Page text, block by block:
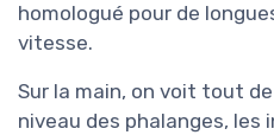
homologué pour de
vitesse.
Sur la main, on voit tout
niveau des phalanges, les